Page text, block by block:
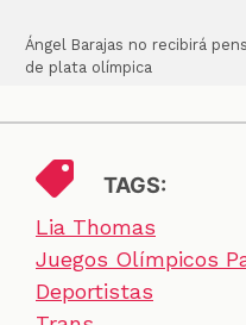
Ángel Barajas no recibirá
de plata olímpica
TAGS:
Lia Thomas
Juegos Olímpicos
Deportistas